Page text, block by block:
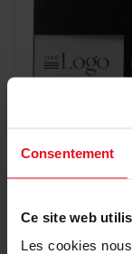
Consentement
Ce site web
Les cookies